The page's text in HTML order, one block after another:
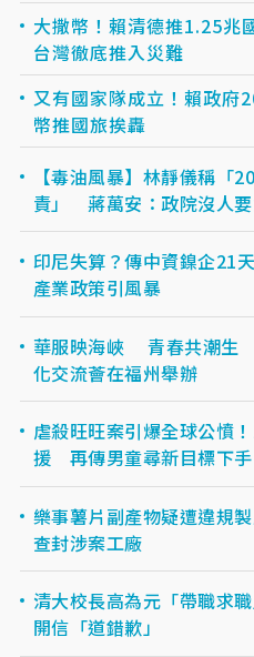
大撒幣！賴清德推1.25
台灣徹底推入災難
又有國家隊成立！賴政
幣推國旅挨轟
【毒油風暴】林靜儀稱「
責」 蔣萬安：政院沒人要
印尼失算？傳中資鎳企21
產業政策引風暴
華服映海峽 青春共潮生
化交流薈在福州舉辦
虐殺旺旺案引爆全球公憤
援 再傳男童尋新目標下手
樂事薯片副產物疑遭違規
查封涉案工廠
清大校長高為元「帶職求
開信「道錯歉」